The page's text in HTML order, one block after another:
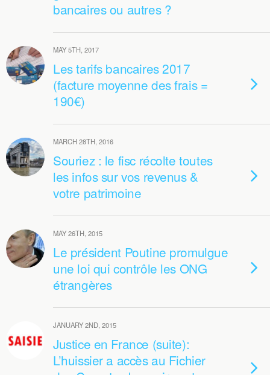
bancaires ou autres ?
MAY 5TH, 2017
Les tarifs bancaires 2017
(facture moyenne des frais =
190€)
MARCH 28TH, 2016
Souriez : le fisc récolte toutes
les infos sur vos revenus &
votre patrimoine
MAY 26TH, 2015
Le président Poutine promulgue
une loi qui contrôle les ONG
étrangères
JANUARY 2ND, 2015
Justice en France (suite):
L’huissier a accès au Fichier